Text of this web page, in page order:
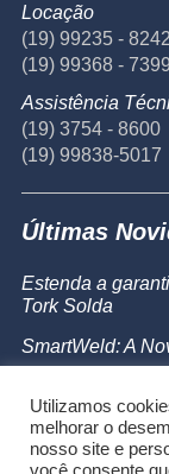
Locação
(19) 99235 - 8242
(19) 99368 - 7399
Assistência
(19) 3754 - 8600
(19) 99838-5017
Últimas
Estenda a
Tork Solda
SmartWeld: A
Powermax 45
Utilizamos
melhorar o
nosso site e